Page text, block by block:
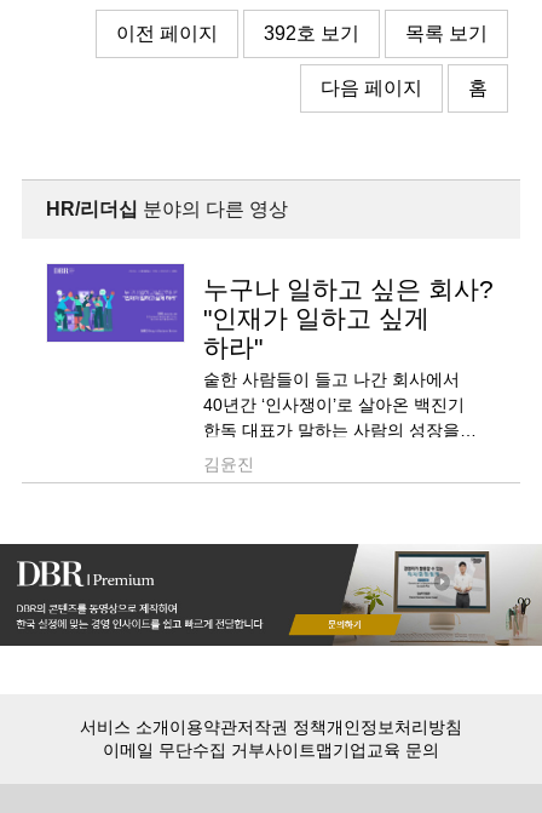
이전 페이지 392호 보기 목록 보기
다음 페이지 홈
HR/리더십 분야의 다른 영상
누구나 일하고 싶은 회사?
"인재가 일하고 싶게
하라"
숱한 사람들이 들고 나간 회사에서
40년간 ‘인사쟁이’로 살아온 백진기
한독 대표가 말하는 사람의 성장을
돕는 일의 의미와 리더십에 대해
들어봅니다.
김윤진
서비스 소개이용약관저작권 정책개인정보처리방침
이메일 무단수집 거부사이트맵기업교육 문의